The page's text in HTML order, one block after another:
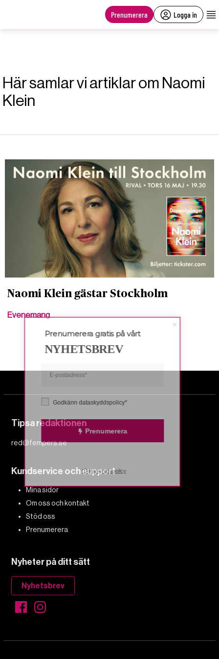
Prenumerera Logga in
Här samlar vi artiklar om Naomi
Klein
Naomi Klein gästar Stockholm
Evenemang
Tipsa redaktionen
red@fempers.se
Kundservice och support
Mina sidor
Om oss och kontakt
Stöd oss
Prenumerera
Nyheter på ditt sätt
Nyhetsbrev
Godkänn dataskyddspolicy*
Prenumerera
Prenumerera gratis på vårt
NYHETSBREV
*Dataskyddspolicy